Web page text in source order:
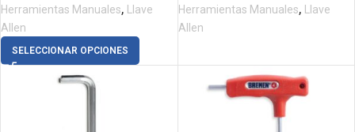
Herramientas Manuales,
Llave
Allen
SELECCIONAR OPCIONES
Herramientas Manuales,
Llave
Allen